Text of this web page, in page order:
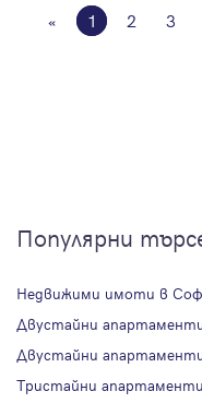
« 1 2 3
Популярни
Недвижими имоти в
Двустайни
Двустайни
Тристайни